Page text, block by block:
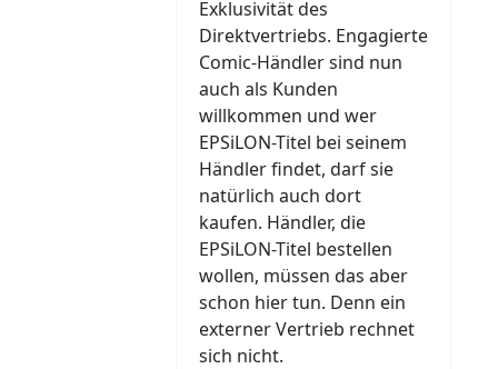
Exklusivität des
Direktvertriebs. Engagierte
Comic-Händler sind nun
auch als Kunden
willkommen und wer
EPSiLON-Titel bei seinem
Händler findet, darf sie
natürlich auch dort
kaufen. Händler, die
EPSiLON-Titel bestellen
wollen, müssen das aber
schon hier tun. Denn ein
externer Vertrieb rechnet
sich nicht.